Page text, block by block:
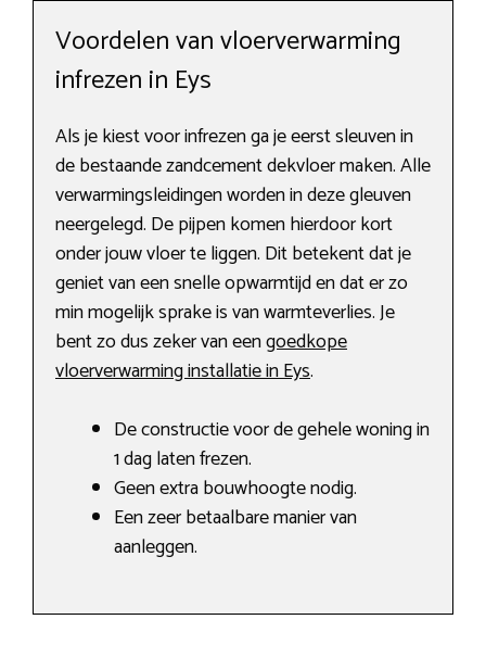
Voordelen van vloerverwarming
infrezen in Eys
Als je kiest voor infrezen ga je eerst sleuven in
de bestaande zandcement dekvloer maken. Alle
verwarmingsleidingen worden in deze gleuven
neergelegd. De pijpen komen hierdoor kort
onder jouw vloer te liggen. Dit betekent dat je
geniet van een snelle opwarmtijd en dat er zo
min mogelijk sprake is van warmteverlies. Je
bent zo dus zeker van eengoedkope
vloerverwarming installatie in Eys.
De constructie voor de gehele woning in
1 dag laten frezen.
Geen extra bouwhoogte nodig.
Een zeer betaalbare manier van
aanleggen.